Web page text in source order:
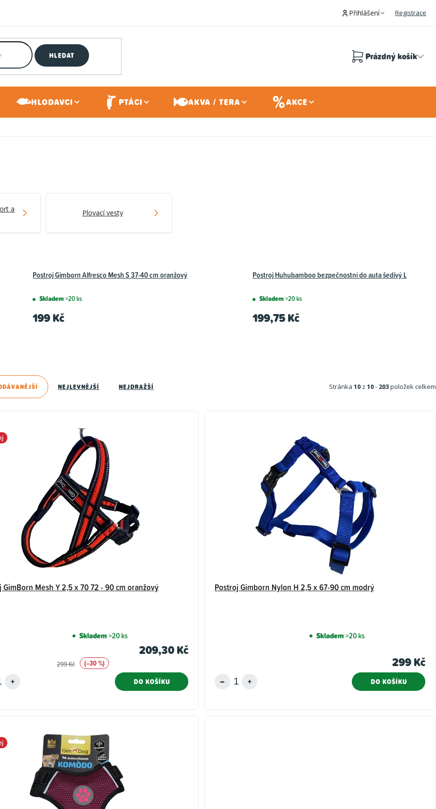
Přihlášení Registrace
HLEDAT Prázdný košík
HLODAVCI PTÁCI AKVA / TERA AKCE
a
Plovací vesty
Postroj Gimborn Alfresco Mesh S 37-40 cm oranžový
Skladem>20 ks
199 Kč
Postroj Huhubamboo bezpečnostní do auta šedivý L
Skladem>20 ks
199,75 Kč
Stránka 10 z 10- 203položek celkem
NEJLEVNĚJŠÍ NEJDRAŽŠÍ
GimBorn Mesh Y 2,5 x 70 72 - 90 cm oranžový
Skladem>20 ks
209,30 Kč
299 Kč
(–30 %)
DO KOŠÍKU
Postroj Gimborn Nylon H 2,5 x 67-90 cm modrý
Skladem>20 ks
299 Kč
DO KOŠÍKU